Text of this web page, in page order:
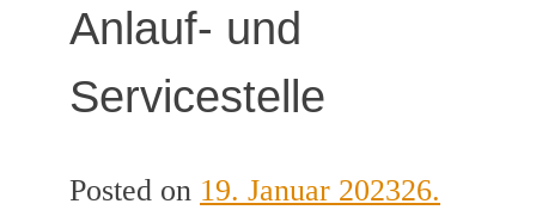
Anlauf- und
Servicestelle
Posted on 19. Januar 202326.